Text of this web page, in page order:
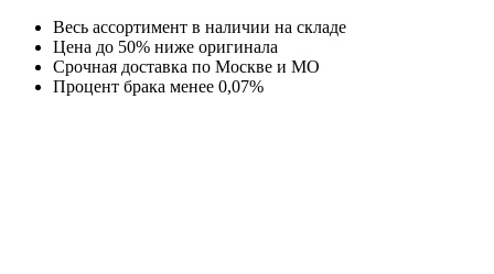
Перейти
содержимому
Весь ассортимент в наличии на складе
Цена до 50% ниже оригинала
Срочная доставка по Москве и МО
Процент брака менее 0,07%